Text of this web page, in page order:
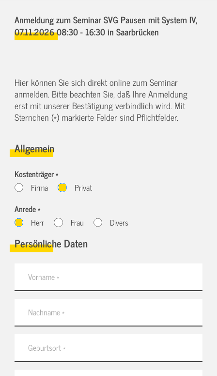
Anmeldung zum Seminar SVG Pausen mit System IV,
07.11.2026 08:30 - 16:30in Saarbrücken
Hier können Sie sich direkt online zum Seminar
anmelden. Bitte beachten Sie, daß Ihre Anmeldung
erst mit unserer Bestätigung verbindlich wird. Mit
Sternchen (*) markierte Felder sind Pflichtfelder.
Allgemein
Kostenträger *
Firma
Privat
Anrede *
Herr
Frau Divers
Persönliche Daten